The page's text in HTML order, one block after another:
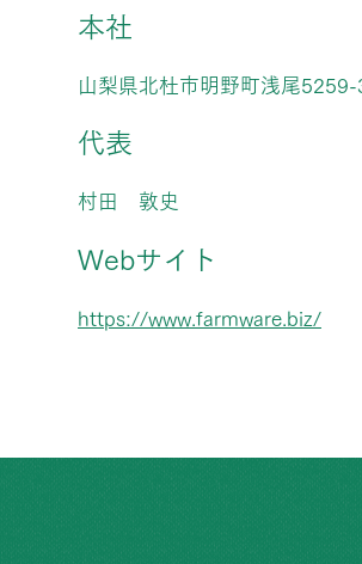
本社
山梨県北杜市明野町浅尾
代表
村田 敦史
Webサイト
https://www.farmware.biz/